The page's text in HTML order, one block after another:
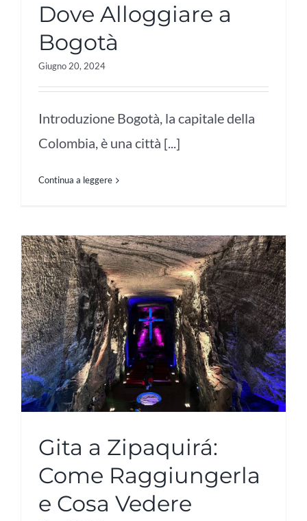
Dove Alloggiare a
Bogotà
Giugno 20, 2024
Introduzione Bogotà, la capitale della
Colombia, è una città [...]
Continua a leggere
Gita a Zipaquirá:
Come Raggiungerla
e Cosa Vedere